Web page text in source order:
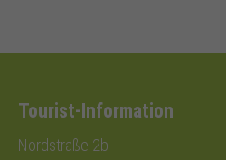
Tourist-Information
Nordstraße 2b